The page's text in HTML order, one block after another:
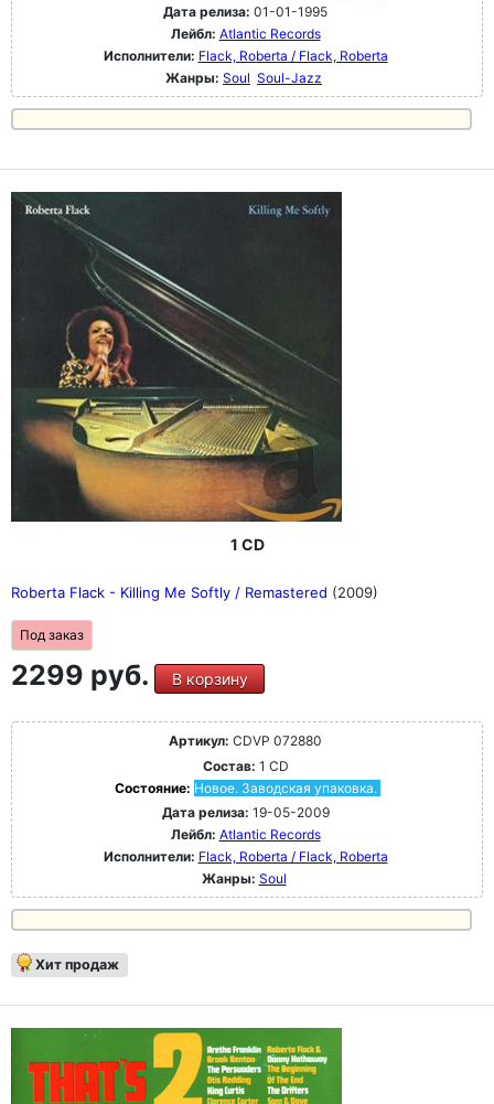
Дата релиза: 01-01-1995
Лейбл: Atlantic Records
Исполнители: Flack, Roberta / Flack, Roberta
Жанры: Soul Soul-Jazz
1 CD
Roberta Flack - Killing Me Softly / Remastered (2009)
Под заказ
2299 руб. В корзину
Артикул: CDVP 072880
Состав: 1 CD
Состояние: Новое. Заводская упаковка.
Дата релиза: 19-05-2009
Лейбл: Atlantic Records
Исполнители: Flack, Roberta / Flack, Roberta
Жанры: Soul
Хит продаж